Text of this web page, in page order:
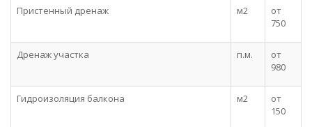
Пристенный дренаж м2
от
750
Дренаж участка п.м.
от
980
Гидроизоляция балкона м2
от
150